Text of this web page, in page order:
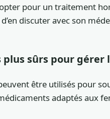
pour un traitement
discuter avec son
sûrs pour gérer
être utilisés pour
adaptés aux